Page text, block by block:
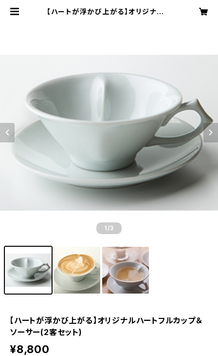
【ハートが浮かび上がる】オリジナルハ
1 /3
【ハートが浮かび上がる】オリジナルハートフルカップ＆
ソーサー(2客セット)
¥8,800